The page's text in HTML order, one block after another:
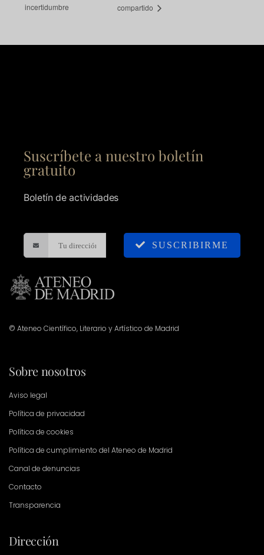
incertidumbre compartido
Suscríbete a nuestro boletín
gratuito
Boletín de actividades
SUSCRIBIRME
© Ateneo Científico, Literario y Artístico de Madrid
Sobre nosotros
Aviso legal
Política de privacidad
Política de cookies
Política de cumplimiento del Ateneo de Madrid
Canal de denuncias
Contacto
Transparencia
Dirección